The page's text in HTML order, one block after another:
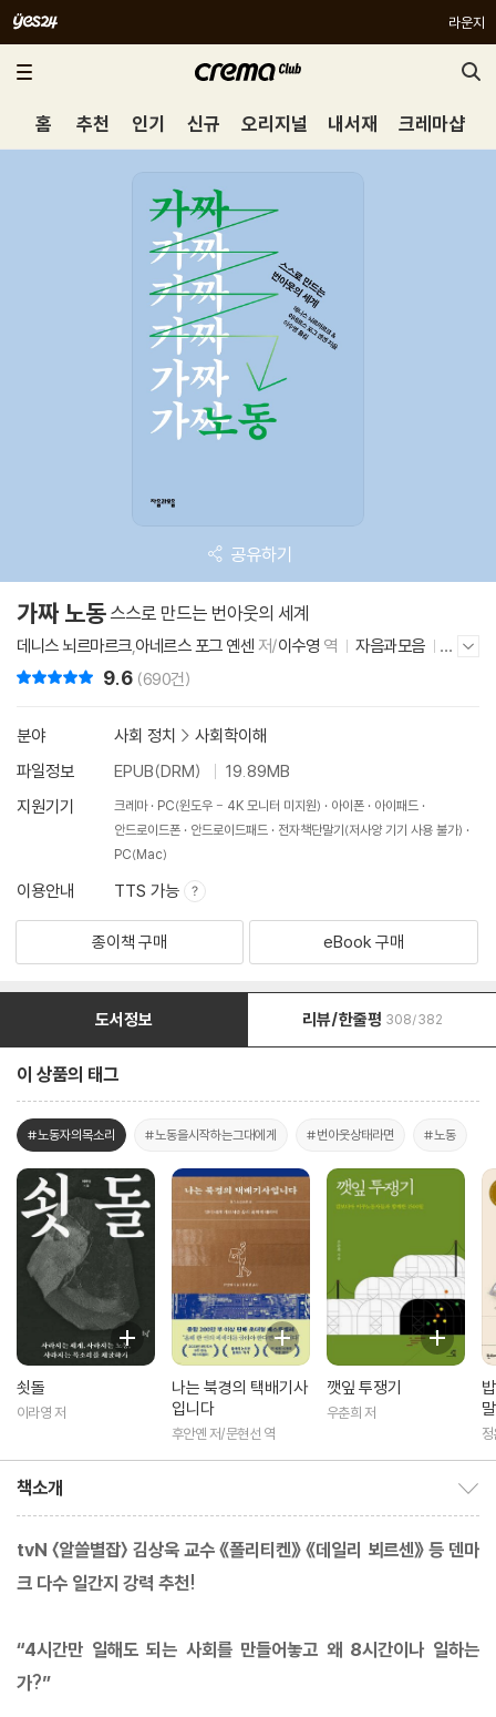
라운지
홈 추천 인기 신규 오리지널 내서재 크레마샵
공유하기
가짜 노동스스로 만드는 번아웃의 세계
데니스 뇌르마르크, 아네르스 포그 옌센 저/이수영 역 자음과모음
2
022년 9월 5일9.6 (690건)
분야 사회 정치 > 사회학이해
파일정보
EPUB(DRM)
19.89MB
지원기기
크레마 PC(윈도우 - 4K 모니터 미지원) 아이폰
아이패드
안드로이드폰
안드로이드패드
전자책단말기(저사양 기기 사용 불가)
PC(Mac)
이용안내 TTS 가능
종이책 구매 eBook 구매
도서정보 리뷰/한줄평 308/382
이 상품의 태그
#노동자의목소리 #노동을시작하는그대에게 #번아웃상태라면 #노동
쇳돌
이라영 저
나는 북경의 택배기사
입니다
후안옌 저/문현선 역
깻잎 투쟁기
우춘희 저
말
책소개
tvN 〈알쓸별잡〉 김상욱 교수 《폴리티켄》 《데일리 뵈르센》 등 덴마
크 다수 일간지 강력 추천!
“4시간만 일해도 되는 사회를 만들어놓고 왜 8시간이나 일하는
가?”